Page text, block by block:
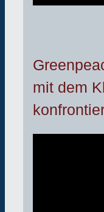
mit dem